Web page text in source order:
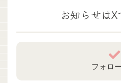
お知らせは
フォロ